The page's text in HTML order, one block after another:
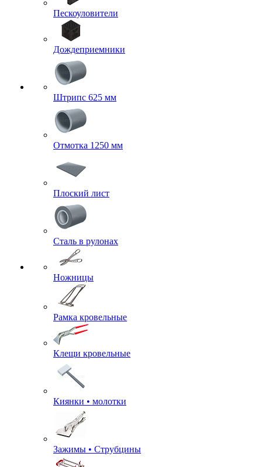
Пескоуловители
Дождеприемники
Штрипс 625 мм
Отмотка 1250 мм
Плоский лист
Сталь в рулонах
Ножницы
Рамка кровельные
Клещи кровельные
Киянки • молотки
Зажимы • Струбцины